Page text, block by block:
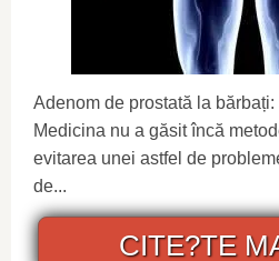
Adenom de prostată la
Medicina nu a găsit încă
evitarea unei astfel de
de...
CITE?TE